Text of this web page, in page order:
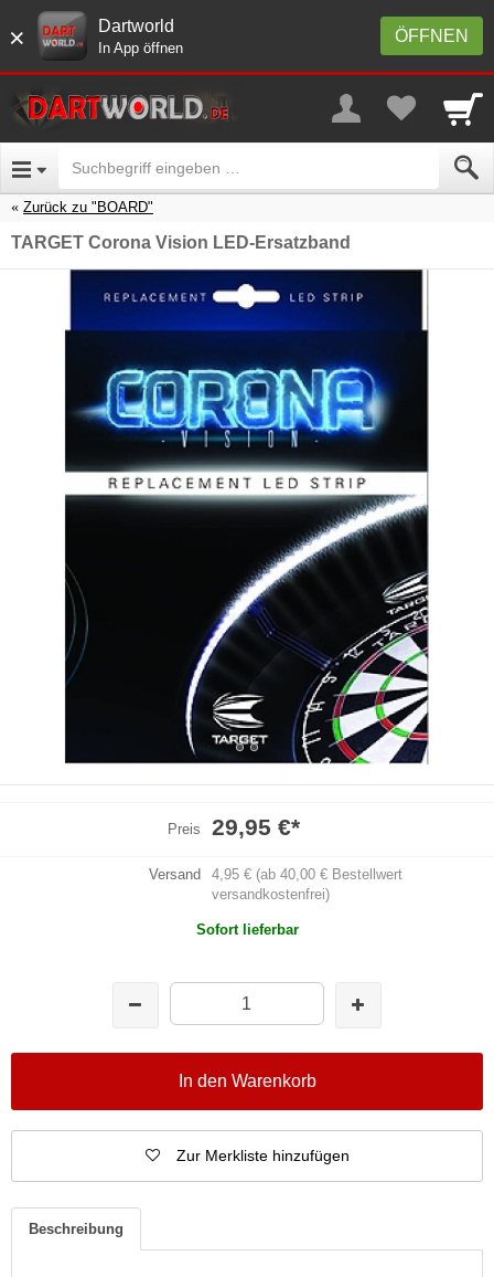
× ÖFFNEN
Dartworld
In App öffnen
Zurück zu "BOARD"
TARGET Corona Vision LED-Ersatzband
Preis 29,95 €*
Versand
4,95 € (ab 40,00 € Bestellwert
versandkostenfrei)
Sofort lieferbar
In den Warenkorb
Zur Merkliste hinzufügen
Beschreibung